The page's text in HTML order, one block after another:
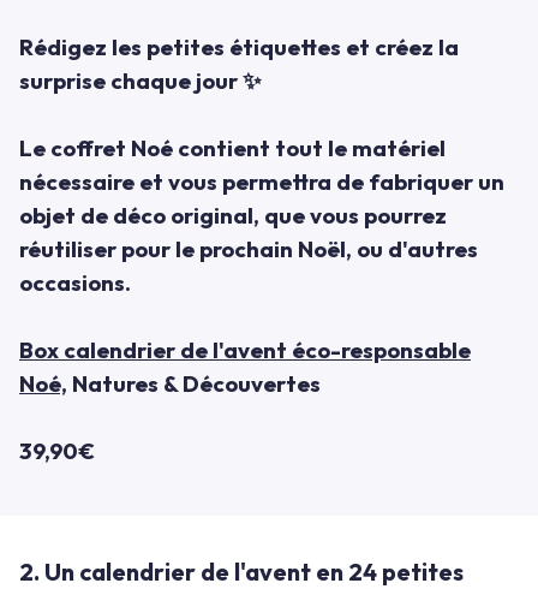
Rédigez les petites étiquettes et créez la
surprise chaque jour ✨
Le coffret Noé contient tout le matériel
nécessaire et vous permettra de fabriquer un
objet de déco original, que vous pourrez
réutiliser pour le prochain Noël, ou d'autres
occasions.
Box calendrier de l'avent éco-responsable
Noé, Natures & Découvertes
39,90€
2. Un calendrier de l'avent en 24 petites